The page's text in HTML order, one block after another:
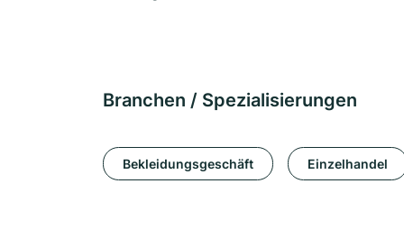
Branchen / Spezialisierungen
Bekleidungsgeschäft Einzelhandel